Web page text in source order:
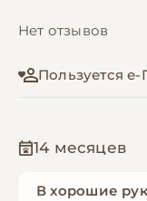
Нет отзывов
Пользуется е-
14 месяцев
В хорошие